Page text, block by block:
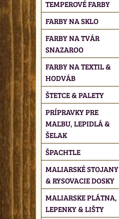
TEMPEROVÉ FARBY
FARBY NA SKLO
FARBY NA TVÁR
SNAZAROO
FARBY NA TEXTIL &
HODVÁB
ŠTETCE & PALETY
PRÍPRAVKY PRE
MAĽBU, LEPIDLÁ &
ŠELAK
ŠPACHTLE
MALIARSKÉ STOJANY
& RYSOVACIE DOSKY
MALIARSKE PLÁTNA,
LEPENKY & LIŠTY